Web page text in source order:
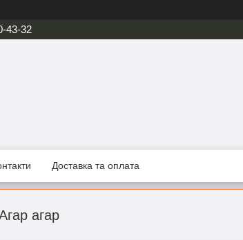
43-32
Доставка та оплата
агар